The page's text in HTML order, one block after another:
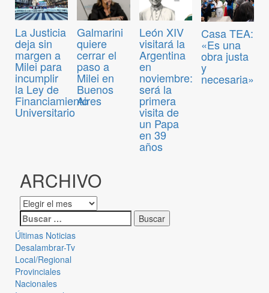
La Justicia
deja sin
margen a
Milei para
incumplir
la Ley de
Financiamiento
Universitario
Galmarini
quiere
cerrar el
paso a
Milei en
Buenos
Aires
León XIV
visitará la
Argentina
en
noviembre:
será la
primera
visita de
un Papa
en 39
años
Casa TEA:
«Es una
obra justa
y
necesaria»
ARCHIVO
Últimas Noticias
Desalambrar-Tv
Local/Regional
Provinciales
Nacionales